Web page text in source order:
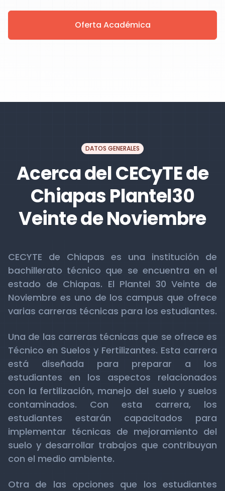
Oferta Académica
DATOS GENERALES
Acerca del CECyTE de
Chiapas Plantel30
Veinte de Noviembre
CECYTE de Chiapas es una institución de
bachillerato técnico que se encuentra en el
estado de Chiapas. El Plantel 30 Veinte de
Noviembre es uno de los campus que ofrece
varias carreras técnicas para los estudiantes.
Una de las carreras técnicas que se ofrece es
Técnico en Suelos y Fertilizantes. Esta carrera
está diseñada para preparar a los
estudiantes en los aspectos relacionados
con la fertilización, manejo del suelo y suelos
contaminados. Con esta carrera, los
estudiantes estarán capacitados para
implementar técnicas de mejoramiento del
suelo y desarrollar trabajos que contribuyan
con el medio ambiente.
Otra de las opciones que los estudiantes